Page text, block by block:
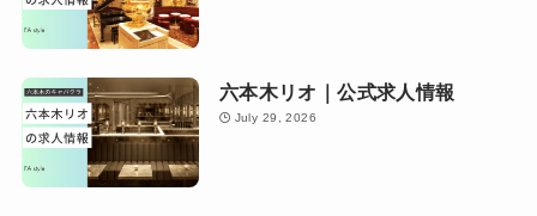
六本木リオ｜公式求人情報
July 29, 2026